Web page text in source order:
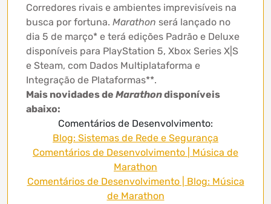
Corredores rivais e ambientes imprevisíveis na
busca por fortuna. Marathon será lançado no
dia 5 de março* e terá edições Padrão e Deluxe
disponíveis para PlayStation 5, Xbox Series X|S
e Steam, com Dados Multiplataforma e
Integração de Plataformas**.
Mais novidades de Marathondisponíveis
abaixo:
Comentários de Desenvolvimento:
Blog: Sistemas de Rede e Segurança
Comentários de Desenvolvimento | Música de
Marathon
Comentários de Desenvolvimento | Blog: Música
de Marathon